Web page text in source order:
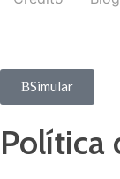
Simular
Política